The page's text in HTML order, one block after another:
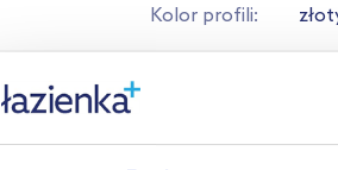
Kolor profili